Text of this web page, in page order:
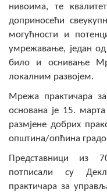
Активности
Јавни позиви
Обавјештења
Заштита од
COVID 19
нивоима, те
доприносећи
могућности и
умрежавање, један од
било и оснивање
локалним развојем.
Мрежа практичара
основана је 15.
размјене добрих
општина/опћина
Представници из
потписали су
практичара за